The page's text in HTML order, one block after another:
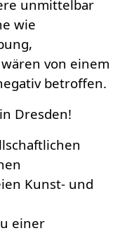
unmittelbar
wie
von einem
betroffen.
Dresden!
Kunst- und
einer